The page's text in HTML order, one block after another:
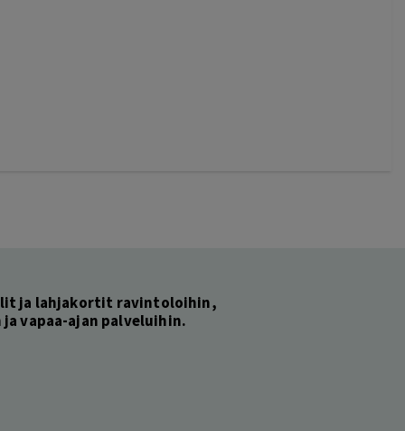
ja lahjakortit ravintoloihin,
vapaa-ajan palveluihin.